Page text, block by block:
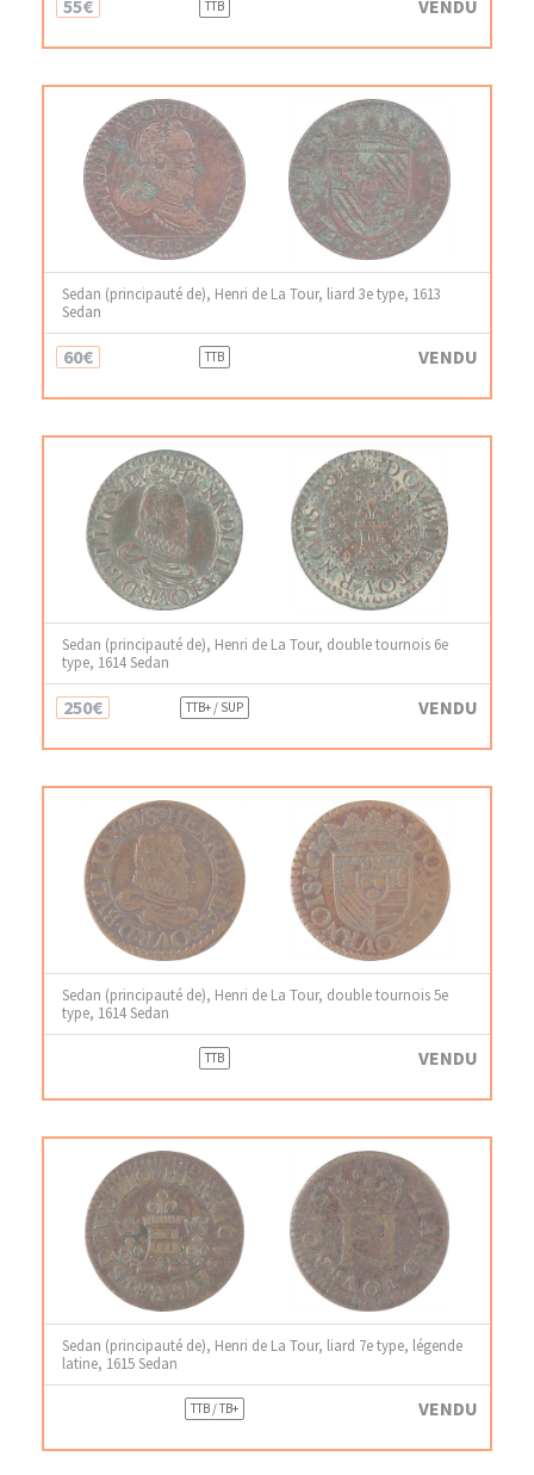
55€ TTB VENDU
Sedan (principauté de), Henri de La Tour, liard 3e type, 1613
Sedan
60€ TTB VENDU
Sedan (principauté de), Henri de La Tour, double tournois 6e
type, 1614 Sedan
250€ TTB+ / SUP VENDU
Sedan (principauté de), Henri de La Tour, double tournois 5e
type, 1614 Sedan
TTB VENDU
Sedan (principauté de), Henri de La Tour, liard 7e type, légende
latine, 1615 Sedan
TTB / TB+ VENDU